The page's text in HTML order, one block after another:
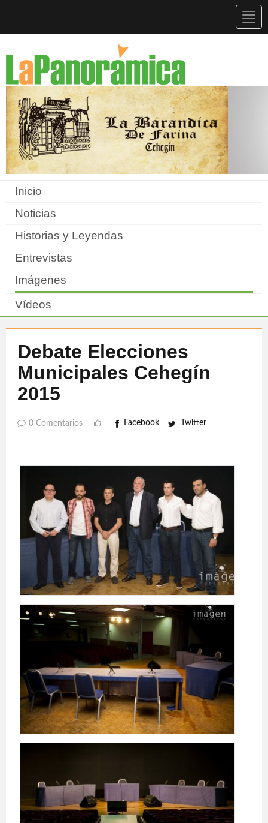
Inicio
Noticias
Historias y Leyendas
Entrevistas
Imágenes
Vídeos
Debate Elecciones
Municipales Cehegín
2015
0 Comentarios Facebook Twitter